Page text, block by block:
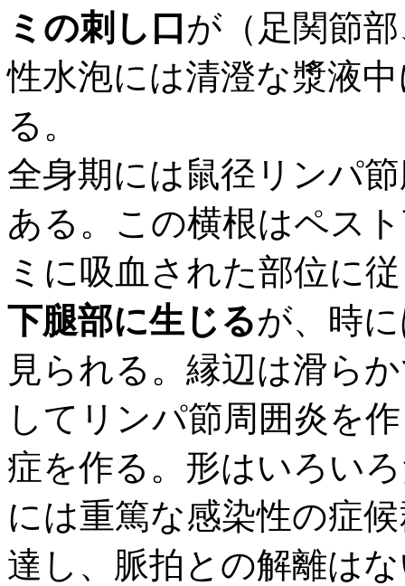
ミの刺し口 が（足関節
性水泡には清澄な漿液
る。
全身期には鼠径リンパ
ある。この横根はペス
ミに吸血された部位に
下腿部に生じるが、時
見られる。縁辺は滑ら
してリンパ節周囲炎を
症を作る。形はいろい
には重篤な感染性の症
達し、脈拍との解離は